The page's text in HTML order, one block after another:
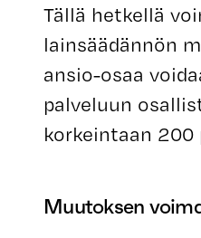
Tällä hetkellä
lainsäädännön
ansio-osaa
palveluun
korkeintaan 200
Muutoksen